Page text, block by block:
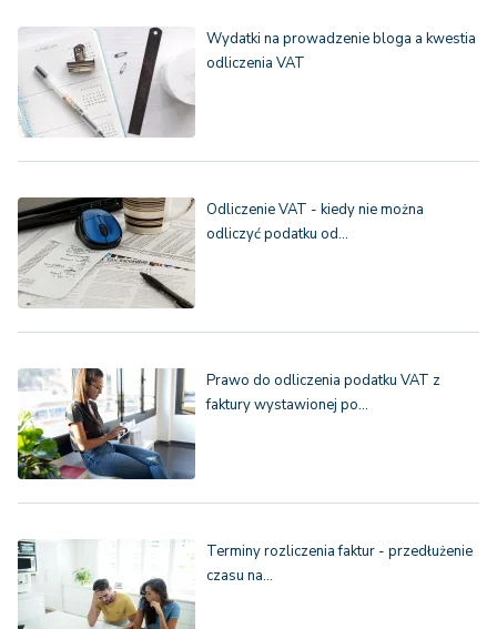
Wydatki na prowadzenie bloga a kwestia
odliczenia VAT
Odliczenie VAT - kiedy nie można
odliczyć podatku od…
Prawo do odliczenia podatku VAT z
faktury wystawionej po…
Terminy rozliczenia faktur - przedłużenie
czasu na…